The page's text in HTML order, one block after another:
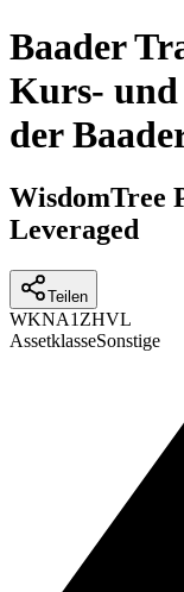
Baader
Kurs-
der
WisdomTree
Leveraged
Teilen
WKNA1ZHVL
AssetklasseSonstige